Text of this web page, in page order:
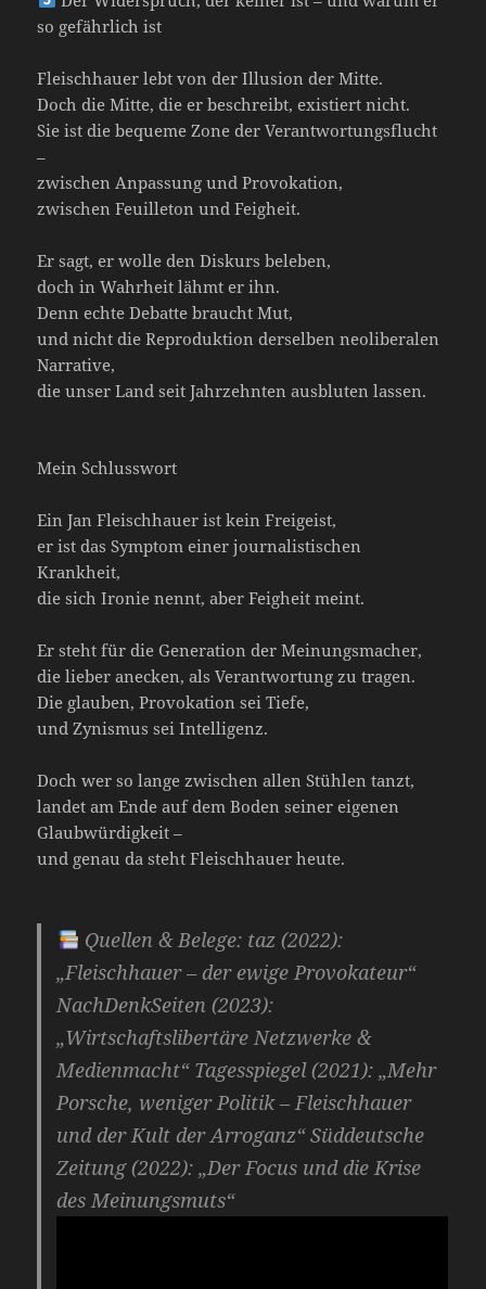
so gefährlich ist
Fleischhauer lebt von der Illusion der Mitte.
Doch die Mitte, die er beschreibt, existiert nicht.
Sie ist die bequeme Zone der Verantwortungsflucht
–
zwischen Anpassung und Provokation,
zwischen Feuilleton und Feigheit.
Er sagt, er wolle den Diskurs beleben,
doch in Wahrheit lähmt er ihn.
Denn echte Debatte braucht Mut,
und nicht die Reproduktion derselben neoliberalen
Narrative,
die unser Land seit Jahrzehnten ausbluten lassen.
Mein Schlusswort
Ein Jan Fleischhauer ist kein Freigeist,
er ist das Symptom einer journalistischen
Krankheit,
die sich Ironie nennt, aber Feigheit meint.
Er steht für die Generation der Meinungsmacher,
die lieber anecken, als Verantwortung zu tragen.
Die glauben, Provokation sei Tiefe,
und Zynismus sei Intelligenz.
Doch wer so lange zwischen allen Stühlen tanzt,
landet am Ende auf dem Boden seiner eigenen
Glaubwürdigkeit –
und genau da steht Fleischhauer heute.
Quellen & Belege: taz (2022):
„Fleischhauer – der ewige Provokateur“
NachDenkSeiten (2023):
„Wirtschaftslibertäre Netzwerke &
Medienmacht“ Tagesspiegel (2021): „Mehr
Porsche, weniger Politik – Fleischhauer
und der Kult der Arroganz“ Süddeutsche
Zeitung (2022): „Der Focus und die Krise
des Meinungsmuts“